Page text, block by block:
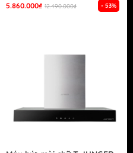
- 53%
5.860.000₫ 12.490.000₫